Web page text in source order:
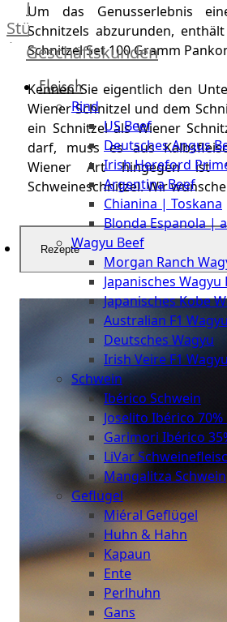
Feinkost
Stüttgen
|
The
Meat
Club
Stuttgart
Geschäftskunden
Fleisch
Rind
US Beef
Deutsches Angus
Irish Hereford
Argentina Beef
Chianina | Toskana
Blonda Espanola |
Wagyu Beef
Morgan Ranch
Japanisches Wagyu
Japanisches Kobe
Australian F1 Wagyu
Deutsches Wagyu
Irish Veire F1
Schwein
Ibérico Schwein
Joselito Ibérico 70%
Garimori Ibérico
LiVar
Mangalitza Schwein
Geflügel
Miéral Geflügel
Huhn & Hahn
Kapaun
Ente
Perlhuhn
Gans
Um das Genusserlebnis
Schnitzels abzurunden,
Schnitzel Set 100 Gramm
Kennen Sie eigentlich den
Wiener Schnitzel und dem
ein Schnitzel als Wiener
darf, muss es aus
Wiener Art hingegen ist
Schweineschnitzel. Wir
Rezepte